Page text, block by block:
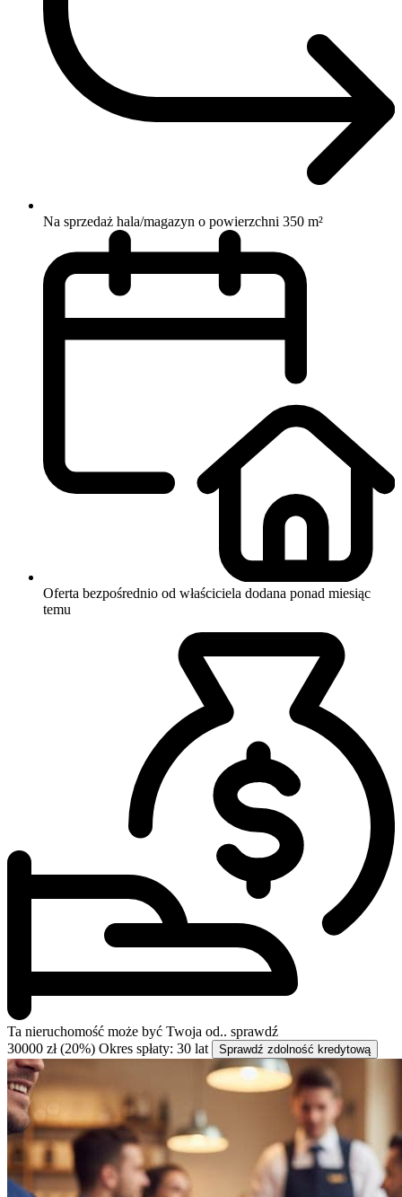
Na sprzedaż hala/magazyn o powierzchni 350 m²
Oferta bezpośrednio od właściciela dodana ponad miesiąc
temu
Ta nieruchomość może być Twoja od.. sprawdź
30000 zł (20%) Okres spłaty: 30 lat Sprawdź zdolność kredytową